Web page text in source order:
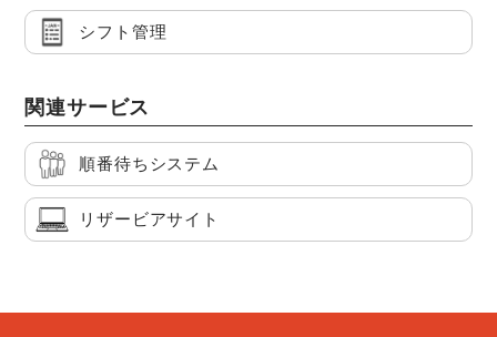
シフト管理
関連サービス
順番待ちシステム
リザービアサイト